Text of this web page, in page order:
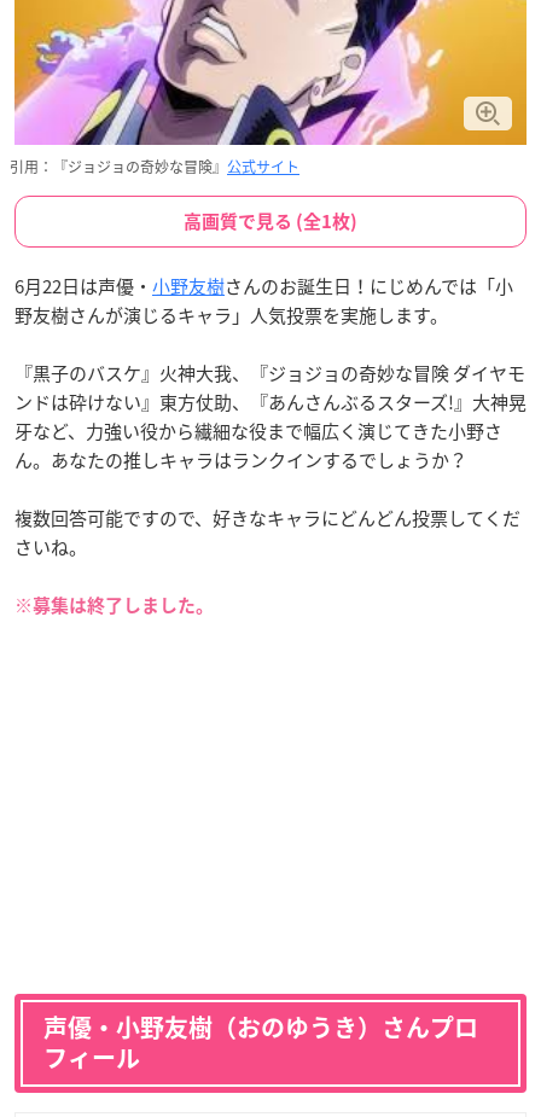
引用：『ジョジョの奇妙な冒険』 公式サイト
高画質で見る (全1枚)
6月22日は声優・ 小野友樹さんのお誕生日！にじめんでは「小
野友樹さんが演じるキャラ」人気投票を実施します。
『黒子のバスケ』火神大我、『ジョジョの奇妙な冒険 ダイヤモ
ンドは砕けない』東方仗助、『あんさんぶるスターズ!』大神晃
牙など、力強い役から繊細な役まで幅広く演じてきた小野さ
ん。あなたの推しキャラはランクインするでしょうか？
複数回答可能ですので、好きなキャラにどんどん投票してくだ
さいね。
※募集は終了しました。
声優・小野友樹（おのゆうき）さんプロ
フィール